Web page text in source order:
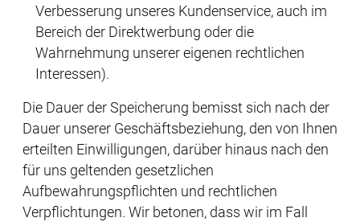
Verbesserung unseres Kundenservice, auch im
Bereich der Direktwerbung oder die
Wahrnehmung unserer eigenen rechtlichen
Interessen).
Die Dauer der Speicherung bemisst sich nach der
Dauer unserer Geschäftsbeziehung, den von Ihnen
erteilten Einwilligungen, darüber hinaus nach den
für uns geltenden gesetzlichen
Aufbewahrungspflichten und rechtlichen
Verpflichtungen. Wir betonen, dass wir im Fall